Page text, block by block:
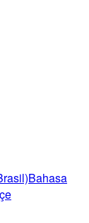
Bahasa